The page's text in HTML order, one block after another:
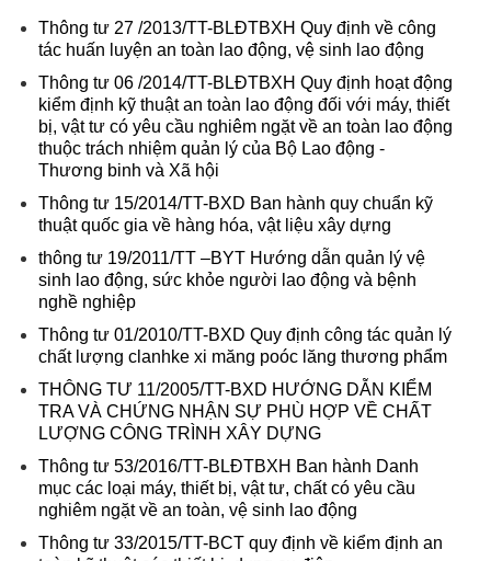
Thông tư 27 /2013/TT-BLĐTBXH Quy định về công
tác huấn luyện an toàn lao động, vệ sinh lao động
Thông tư 06 /2014/TT-BLĐTBXH Quy định hoạt động
kiểm định kỹ thuật an toàn lao động đối với máy, thiết
bị, vật tư có yêu cầu nghiêm ngặt về an toàn lao động
thuộc trách nhiệm quản lý của Bộ Lao động -
Thương binh và Xã hội
Thông tư 15/2014/TT-BXD Ban hành quy chuẩn kỹ
thuật quốc gia về hàng hóa, vật liệu xây dựng
thông tư 19/2011/TT –BYT Hướng dẫn quản lý vệ
sinh lao động, sức khỏe người lao động và bệnh
nghề nghiệp
Thông tư 01/2010/TT-BXD Quy định công tác quản lý
chất lượng clanhke xi măng poóc lăng thương phẩm
THÔNG TƯ 11/2005/TT-BXD HƯỚNG DẪN KIỂM
TRA VÀ CHỨNG NHẬN SỰ PHÙ HỢP VỀ CHẤT
LƯỢNG CÔNG TRÌNH XÂY DỰNG
Thông tư 53/2016/TT-BLĐTBXH Ban hành Danh
mục các loại máy, thiết bị, vật tư, chất có yêu cầu
nghiêm ngặt về an toàn, vệ sinh lao động
Thông tư 33/2015/TT-BCT quy định về kiểm định an